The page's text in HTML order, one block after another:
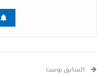
السابق بوست